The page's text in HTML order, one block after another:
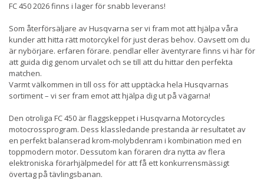
FC 450 2026 finns i lager för snabb leverans!
Som återförsäljare av Husqvarna ser vi fram mot att hjälpa våra
kunder att hitta rätt motorcykel för just deras behov. Oavsett om du
är nybörjare. erfaren förare. pendlar eller äventyrare finns vi här för
att guida dig genom urvalet och se till att du hittar den perfekta
matchen.
Varmt välkommen in till oss för att upptäcka hela Husqvarnas
sortiment – vi ser fram emot att hjälpa dig ut på vägarna!
Den otroliga FC 450 är flaggskeppet i Husqvarna Motorcycles
motocrossprogram. Dess klassledande prestanda är resultatet av
en perfekt balanserad krom-molybdenram i kombination med en
toppmodern motor. Dessutom kan föraren dra nytta av flera
elektroniska förarhjälpmedel för att få ett konkurrensmässigt
övertag på tävlingsbanan.